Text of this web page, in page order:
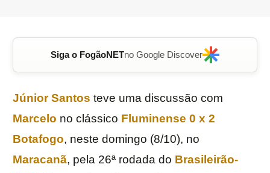
Siga o FogãoNETno Google Discover
Júnior Santos teve uma discussão com
Marcelo no clássico Fluminense 0 x 2
Botafogo, neste domingo (8/10), no
Maracanã, pela 26ª rodada do Brasileirão-